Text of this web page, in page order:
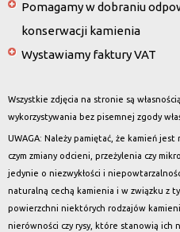
Pomagamy w dobraniu
konserwacji kamienia
Wystawiamy faktury VAT
Wszystkie zdjęcia na stronie są
wykorzystywania bez pisemnej zgody
UWAGA: Należy pamiętać, że kamień
czym zmiany odcieni, przeżylenia czy
jedynie o niezwykłości i
naturalną cechą kamienia i w związku z
powierzchni niektórych rodzajów
nierówności czy rysy, które stanowią ich